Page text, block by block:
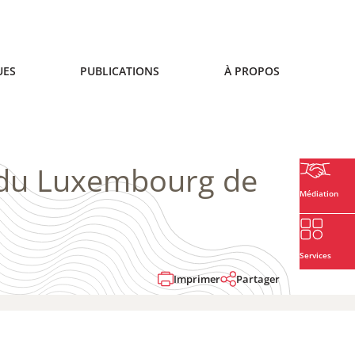
PUBLICATIONS À PROPOS
Médiation
Services
Luxembourg de
Imprimer Partager